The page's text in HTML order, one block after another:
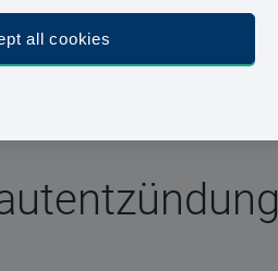
all cookies